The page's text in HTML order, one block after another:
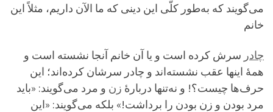
می‌گویند که به‌طور کلّی این دینی که ما الآن داریم، مثلاً این
خانم
چادر سرش کرده است و یا آن خانم آنجا نشسته است و
همۀ اینها عقب نشسته‌اند و چادر سرشان کرده‌اند؛ این
حرف‌ها چیست؟! و نه‌تنها دربارۀ زن و مرد می‌گویند: «باید
مرد بودن و زن بودن را برداشت!» بلکه می‌گویند: «این